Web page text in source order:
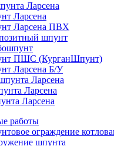
Ларсена
Ларсена
Ларсена ПВХ
шпунт
ПШС (КурганШпунт)
Ларсена Б/У
Ларсена
Ларсена
Ларсена
работы
ограждение
шпунта